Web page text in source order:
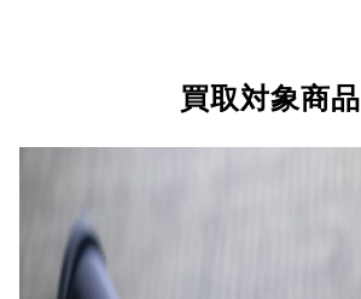
買取対象商品